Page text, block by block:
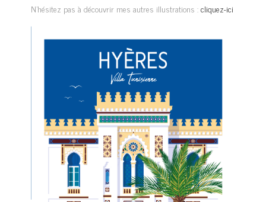
N’hésitez pas à découvrir mes autres illustrations :cliquez-ici